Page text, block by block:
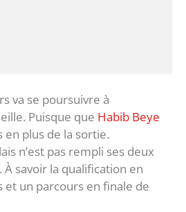
va se poursuivre à
Puisque que Habib Beye
en plus de la sortie.
n’est pas rempli ses deux
savoir la qualification en
et un parcours en finale de